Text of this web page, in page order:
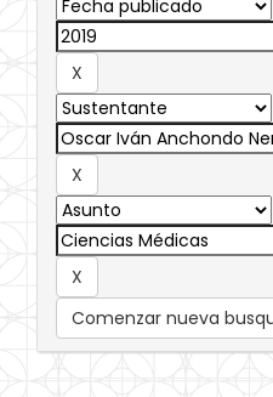
Comenzar nueva